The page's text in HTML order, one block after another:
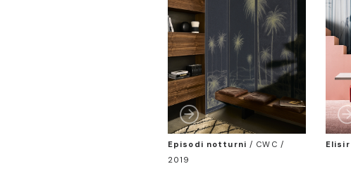
Episodi notturni / CWC /
2019
Elisir